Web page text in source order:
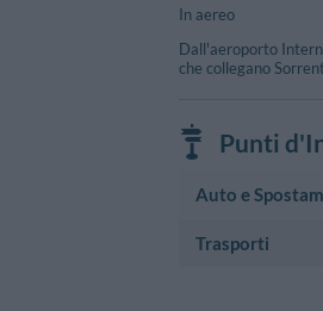
In aereo
Dall'aeroporto
che collegano
Punti
Auto e
Autonoleggio
Trasporti